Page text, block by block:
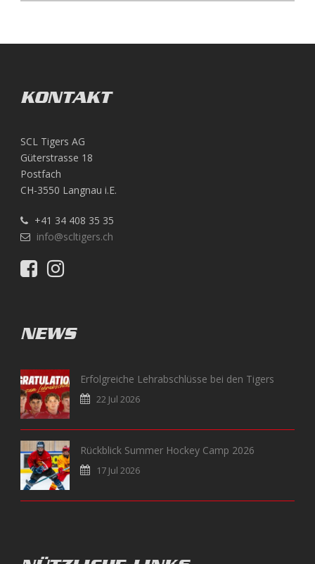
KONTAKT
SCL Tigers AG
Güterstrasse 18
Postfach
CH-3550 Langnau i.E.
+41 34 408 35 35
info@scltigers.ch
NEWS
Erfolgreiche Lehrabschlüsse bei den Tigers
22 Jul 2026
Rückblick Summer Hockey Camp 2026
17 Jul 2026